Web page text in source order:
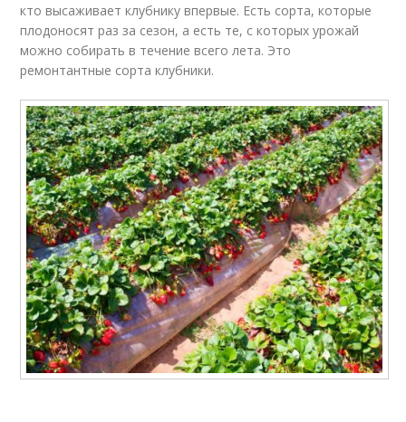
кто высаживает клубнику впервые. Есть сорта, которые
плодоносят раз за сезон, а есть те, с которых урожай
можно собирать в течение всего лета. Это
ремонтантные сорта клубники.